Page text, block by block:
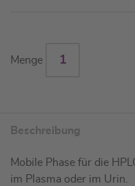
Menge
Beschreibung
Mobile Phase für die
im Plasma oder im Urin.